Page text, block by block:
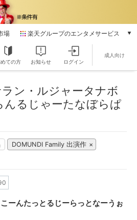
場 楽天グループのエンタメサービス
本/ゲーム/CD/DVD
電子書籍
楽天Kobo
音楽配信
動画配信
Rチャンネル
ての方 お知らせ ログイン
成人向け
パン）（こーんたっとるじーらっとなー
ン・ルジャータナボ
るじゃーたなぼらぱ
DOMUNDI Family 出演作
ーんたっとるじーらっとなーうぉ